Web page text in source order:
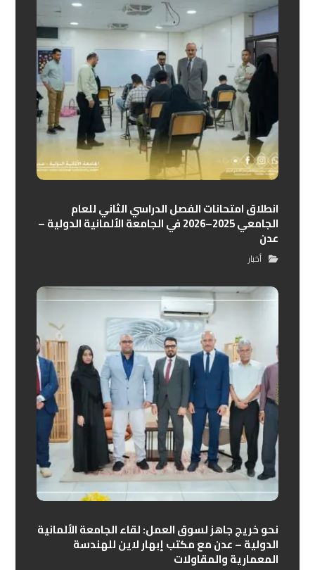
انطلاق امتحانات الفصل الدراسي الثاني للعام
الجامعي 2025–2026 في الجامعة الألمانية الدولية –
عدن
أخبار
نحو خريج جاهز لسوق العمل: لقاء الجامعة الألمانية
الدولية – عدن مع مكتب إبهار لاين للهندسة
المعمارية والمقاولات